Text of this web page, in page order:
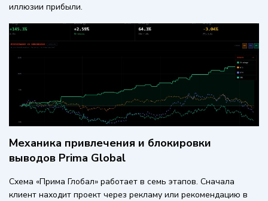
иллюзии прибыли.
Механика привлечения и блокировки
выводов Prima Global
Схема «Прима Глобал» работает в семь этапов. Сначала
клиент находит проект через рекламу или рекомендацию в